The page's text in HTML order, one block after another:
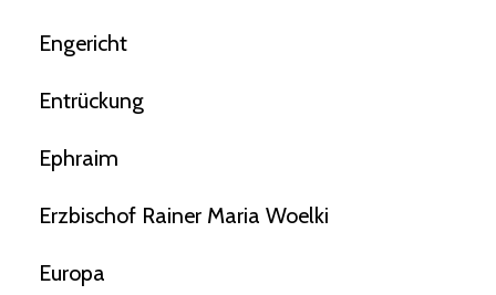
Engericht
Entrückung
Ephraim
Erzbischof Rainer Maria Woelki
Europa